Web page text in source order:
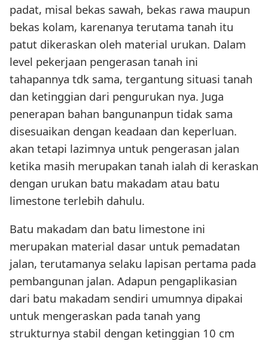
padat, misal bekas sawah, bekas rawa maupun
bekas kolam, karenanya terutama tanah itu
patut dikeraskan oleh material urukan. Dalam
level pekerjaan pengerasan tanah ini
tahapannya tdk sama, tergantung situasi tanah
dan ketinggian dari pengurukan nya. Juga
penerapan bahan bangunanpun tidak sama
disesuaikan dengan keadaan dan keperluan.
akan tetapi lazimnya untuk pengerasan jalan
ketika masih merupakan tanah ialah di keraskan
dengan urukan batu makadam atau batu
limestone terlebih dahulu.
Batu makadam dan batu limestone ini
merupakan material dasar untuk pemadatan
jalan, terutamanya selaku lapisan pertama pada
pembangunan jalan. Adapun pengaplikasian
dari batu makadam sendiri umumnya dipakai
untuk mengeraskan pada tanah yang
strukturnya stabil dengan ketinggian 10 cm